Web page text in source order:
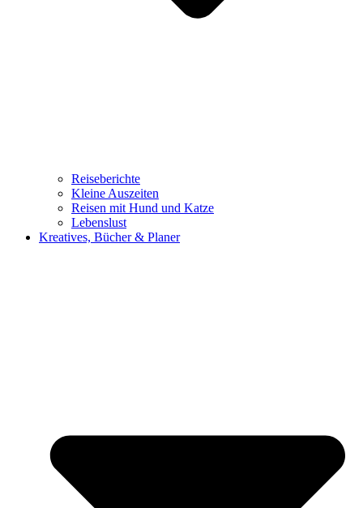
Reiseberichte
Kleine Auszeiten
Reisen mit Hund und Katze
Lebenslust
Kreatives, Bücher & Planer